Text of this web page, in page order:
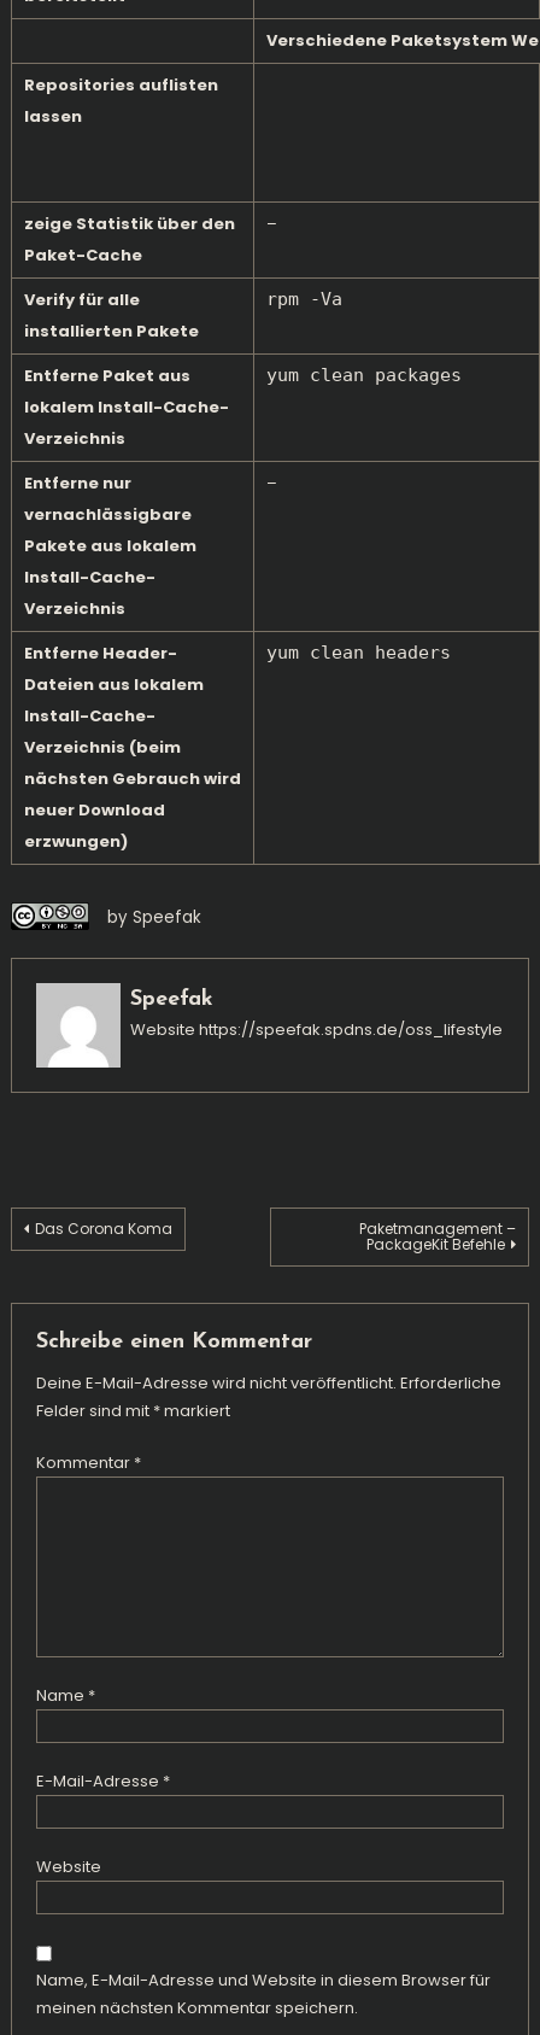
Verschiedene Paketsystem
Repositories auflisten
lassen
zeige Statistik über den
Paket-Cache
–
Verify für alle
installierten Pakete
rpm -Va
Entferne Paket aus
lokalem Install-Cache-
Verzeichnis
yum clean packages
Entferne nur
vernachlässigbare
Pakete aus lokalem
Install-Cache-
Verzeichnis
–
Entferne Header-
Dateien aus lokalem
Install-Cache-
Verzeichnis (beim
nächsten Gebrauch wird
neuer Download
erzwungen)
yum clean headers
by Speefak
Speefak
Website https://speefak.spdns.de/oss_lifestyle
Beitragsnavigation
Das Corona Koma Paketmanagement –
PackageKit Befehle
Schreibe einen Kommentar
Deine E-Mail-Adresse wird nicht veröffentlicht. Erforderliche
Felder sind mit *markiert
Kommentar *
Name *
E-Mail-Adresse *
Website
Name, E-Mail-Adresse und Website in diesem Browser für
meinen nächsten Kommentar speichern.